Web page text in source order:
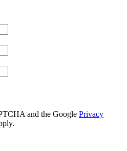
and the Google Privacy